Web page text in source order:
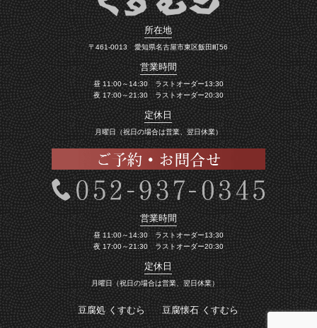
所在地
〒461-0013 愛知県名古屋市東区飯田町56
営業時間
昼 11:00～14:30 ラストオーダー13:30
夜 17:00～21:30 ラストオーダー20:30
定休日
月曜日（祝日の場合は営業、翌日休業）
営業時間
昼 11:00～14:30 ラストオーダー13:30
夜 17:00～21:30 ラストオーダー20:30
定休日
月曜日（祝日の場合は営業、翌日休業）
豆腐処 くすむら 豆腐懐石 くすむら